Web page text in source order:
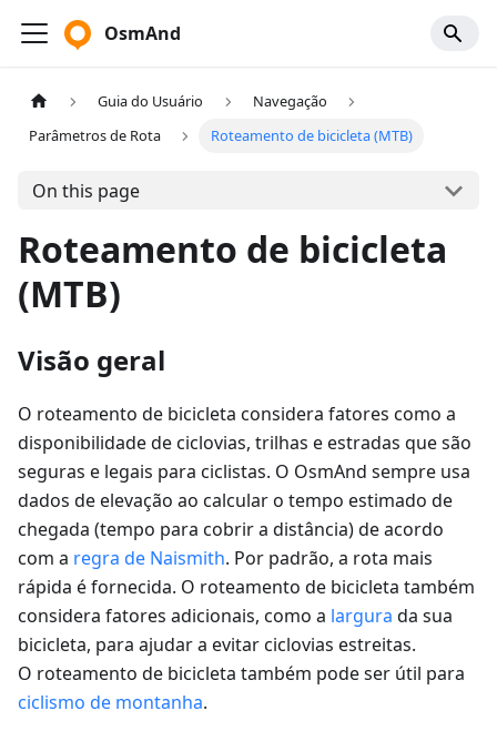
OsmAnd
Guia do Usuário
Navegação
Parâmetros de Rota
Roteamento de bicicleta (MTB)
On this page
Roteamento de bicicleta
(MTB)
Visão geral
O roteamento de bicicleta considera fatores como a
disponibilidade de ciclovias, trilhas e estradas que são
seguras e legais para ciclistas. O OsmAnd sempre usa
dados de elevação ao calcular o tempo estimado de
chegada (tempo para cobrir a distância) de acordo
com a regra de Naismith. Por padrão, a rota mais
rápida é fornecida. O roteamento de bicicleta também
considera fatores adicionais, como a largura da sua
bicicleta, para ajudar a evitar ciclovias estreitas.
O roteamento de bicicleta também pode ser útil para
ciclismo de montanha.